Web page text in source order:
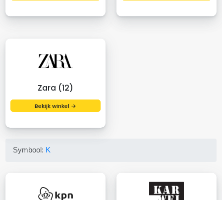
Zara (12)
Bekijk winkel →
Symbool: K